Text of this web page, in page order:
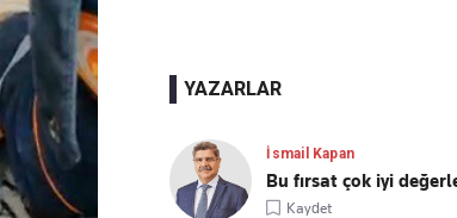
YAZARLAR
İsmail Kapan
Bu fırsat çok iyi
Kaydet